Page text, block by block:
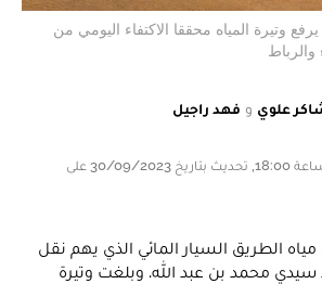
وتيرة المياه محققا الاكتفاء اليومي من
والرباط
علوي و فهد راجيل
في 30/09/2023 على الساعة 18:00, تحديث بتاريخ 30/09/2023 على
الطريق السيار المائي الذي يهم نقل
محمد بن عبد الله. وبلغت وتيرة